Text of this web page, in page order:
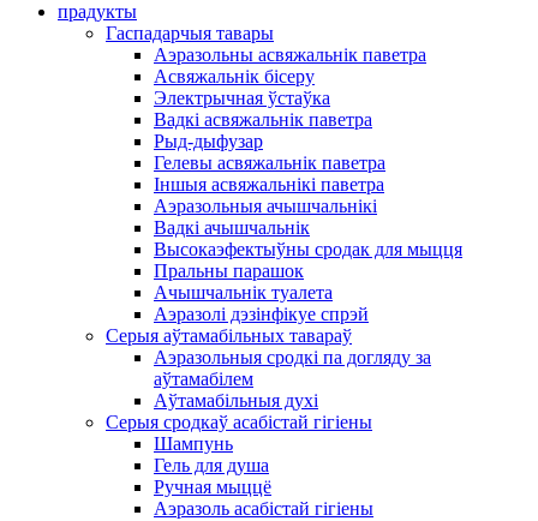
прадукты
Гаспадарчыя тавары
Аэразольны асвяжальнік паветра
Асвяжальнік бісеру
Электрычная ўстаўка
Вадкі асвяжальнік паветра
Рыд-дыфузар
Гелевы асвяжальнік паветра
Іншыя асвяжальнікі паветра
Аэразольныя ачышчальнікі
Вадкі ачышчальнік
Высокаэфектыўны сродак для мыцця
Пральны парашок
Ачышчальнік туалета
Аэразолі дэзінфікуе спрэй
Серыя аўтамабільных тавараў
Аэразольныя сродкі па догляду за
аўтамабілем
Аўтамабільныя духі
Серыя сродкаў асабістай гігіены
Шампунь
Гель для душа
Ручная мыццё
Аэразоль асабістай гігіены